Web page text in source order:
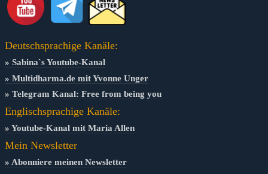
Deutschsprachige Kanäle:
» Sabina`s Youtube-Kanal
» Multidharma.de mit Yvonne Unger
» Telegram Kanal: Free from being you
Englischsprachige Kanäle:
» Youtube-Kanal mit Maria Allen
Mein Newsletter
» Abonniere meinen Newsletter